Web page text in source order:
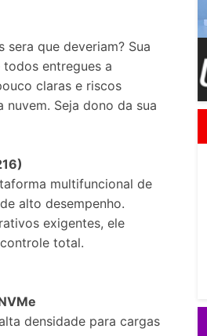
sera que deveriam? Sua
todos entregues a
claras e riscos
nuvem. Seja dono da sua
multifuncional de
alto desempenho.
exigentes, ele
total.
densidade para cargas